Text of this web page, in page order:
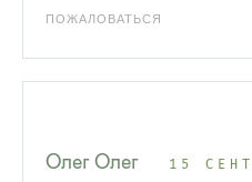
ПОЖАЛОВАТЬСЯ
Олег Олег 15